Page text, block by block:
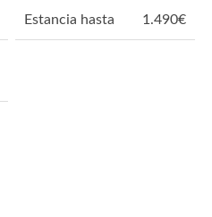
Estancia hasta 1.490€